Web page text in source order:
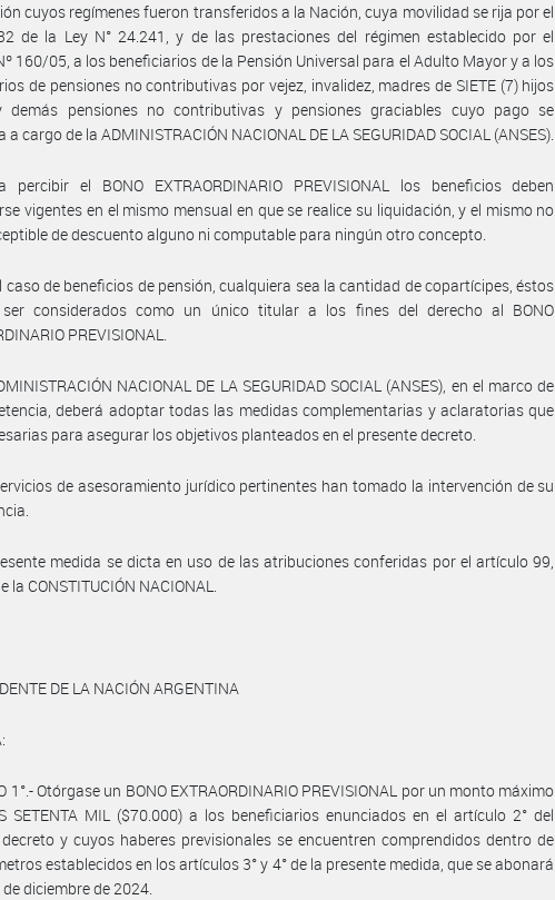
cuyos regímenes fueron transferidos a la Nación, cuya movilidad se rija por el
de la Ley N° 24.241, y de las prestaciones del régimen establecido por el
160/05, a los beneficiarios de la Pensión Universal para el Adulto Mayor y a los
de pensiones no contributivas por vejez, invalidez, madres de SIETE (7) hijos
pensiones no contributivas y pensiones graciables cuyo pago se
a cargo de la ADMINISTRACIÓN NACIONAL DE LA SEGURIDAD SOCIAL (ANSES).
percibir el BONO EXTRAORDINARIO PREVISIONAL los beneficios deben
vigentes en el mismo mensual en que se realice su liquidación, y el mismo no
de descuento alguno ni computable para ningún otro concepto.
caso de beneficios de pensión, cualquiera sea la cantidad de copartícipes, éstos
ser considerados como un único titular a los fines del derecho al BONO
PREVISIONAL.
NACIONAL DE LA SEGURIDAD SOCIAL (ANSES), en el marco de
deberá adoptar todas las medidas complementarias y aclaratorias que
para asegurar los objetivos planteados en el presente decreto.
de asesoramiento jurídico pertinentes han tomado la intervención de su
medida se dicta en uso de las atribuciones conferidas por el artículo 99,
la CONSTITUCIÓN NACIONAL.
DE LA NACIÓN ARGENTINA
1°.- Otórgase un BONO EXTRAORDINARIO PREVISIONAL por un monto máximo
SETENTA MIL ($70.000) a los beneficiarios enunciados en el artículo 2° del
y cuyos haberes previsionales se encuentren comprendidos dentro de
establecidos en los artículos 3° y 4° de la presente medida, que se abonará
de diciembre de 2024.